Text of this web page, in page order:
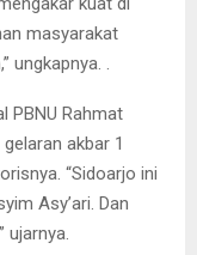
masyarakat
ungkapnya. .
PBNU Rahmat
akbar 1
“Sidoarjo ini
Asy’ari. Dan
ujarnya.